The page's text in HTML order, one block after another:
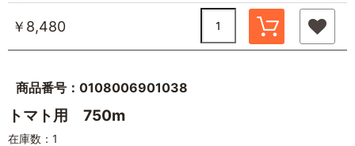
￥8,480
商品番号：0108006901038
トマト用 750m
在庫数：1